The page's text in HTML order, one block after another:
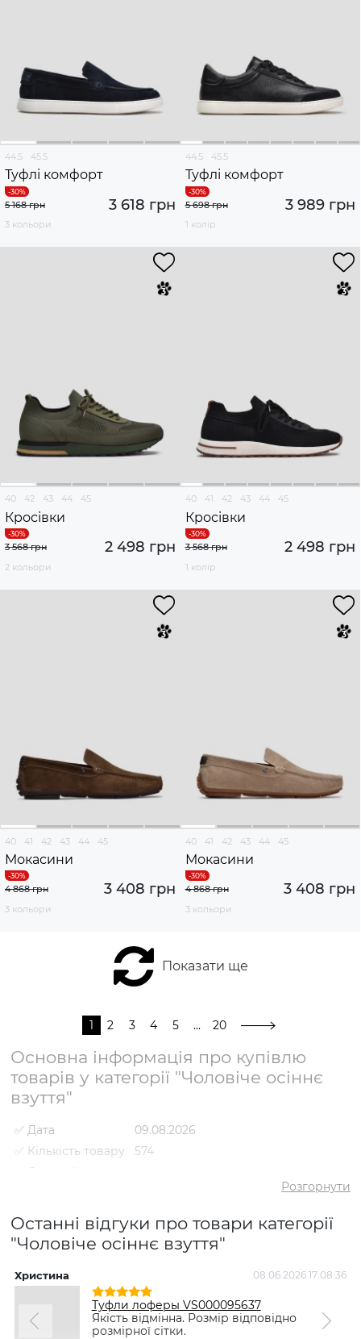
44.5 45.5
Туфлі комфорт
3 618 грн
5 168 грн
3 кольори
44.5 45.5
Туфлі комфорт
3 989 грн
5 698 грн
1 колір
40 42 43 44 45
Кросівки
2 498 грн
3 568 грн
2 кольори
40 41 42 43 44 45
Кросівки
2 498 грн
3 568 грн
1 колір
40 41 42 43 44 45
Мокасини
3 408 грн
4 868 грн
3 кольори
40 41 42 43 44 45
Мокасини
3 408 грн
4 868 грн
3 кольори
Показати ще
1 2 3 4 5 ... 20
Основна інформація про купівлю
товарів у категорії "Чоловіче осіннє
взуття"
✅ Дата
09.08.2026
✅ Кількість товару
574
✅ Середній
✅ Найдешевший
товар
1370 грн
товар
Найпопулярніший
товар
Черевики комфорт VS000091912
Чорний - 2501 грн
Розгорнути
Останні відгуки про товари категорії
"Чоловіче осіннє взуття"
Христина 08.06.2026 17:08:36
Туфли лоферы VS000095637
Якість відмінна. Розмір відповідно
розмірної сітки.